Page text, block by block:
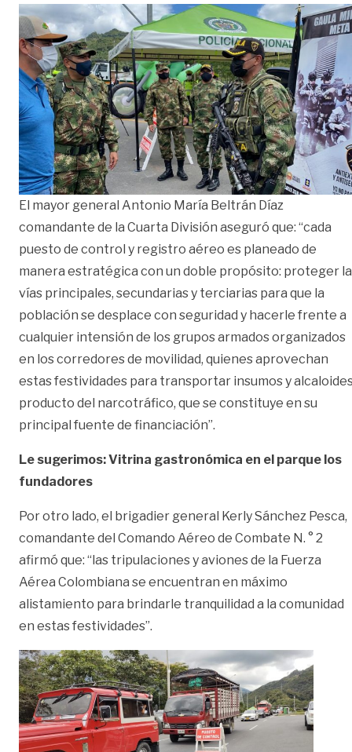
El mayor general Antonio María Beltrán Díaz
comandante de la Cuarta División aseguró que: “cada
puesto de control y registro aéreo es planeado de
manera estratégica con un doble propósito: proteger
vías principales, secundarias y terciarias para que la
población se desplace con seguridad y hacerle frente a
cualquier intensión de los grupos armados organizados
en los corredores de movilidad, quienes aprovechan
estas festividades para transportar insumos y
producto del narcotráfico, que se constituye en su
principal fuente de financiación”.
Le sugerimos: Vitrina gastronómica en el parque los
fundadores
Por otro lado, el brigadier general Kerly Sánchez Pesca,
comandante del Comando Aéreo de Combate N. ° 2
afirmó que: “las tripulaciones y aviones de la Fuerza
Aérea Colombiana se encuentran en máximo
alistamiento para brindarle tranquilidad a la comunidad
en estas festividades”.